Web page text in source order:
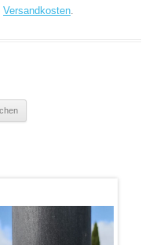
Versandkosten.